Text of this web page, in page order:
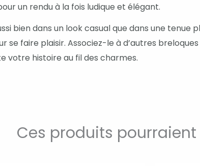
un rendu à la fois ludique et élégant.
bien dans un look casual que dans une tenue
se faire plaisir. Associez-le à d’autres
votre histoire au fil des charmes.
Ces produits